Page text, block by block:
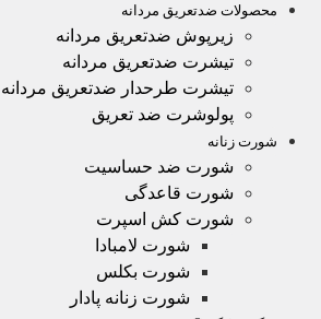
محصولات ضدتعریق مردانه
زیرپوش ضدتعریق مردانه
تیشرت ضدتعریق مردانه
تیشرت طرحدار ضدتعریق مردانه
پولوشرت ضد تعریق
شورت زنانه
شورت ضد حساسیت
شورت قاعدگی
شورت کش اسپرت
شورت لامبادا
شورت بکلس
شورت زنانه پادار